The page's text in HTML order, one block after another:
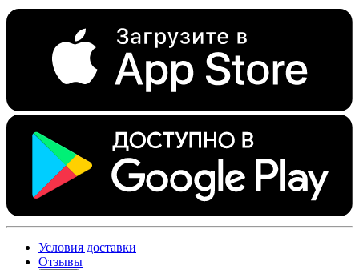
Условия доставки
Отзывы